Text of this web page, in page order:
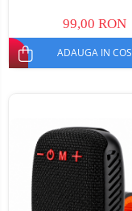
99,00 RON
ADAUGA IN COS